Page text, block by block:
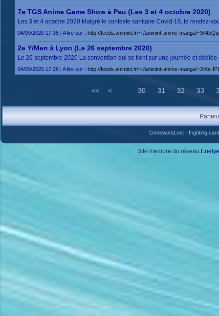
7e TGS Anime Game Show à Pau (Les 3 et 4 octobre 2020)
Les 3 et 4 octobre 2020 Malgré le contexte sanitaire Covid-19, le rendez-
04/09/2020 17:35 | A lire sur : http://feeds.animint.fr/~r/animint-anime-manga/~3/
2e Y/Men à Lyon (Le 26 septembre 2020)
Le 26 septembre 2020 La convention qui se tient sur une journée et
04/09/2020 17:26 | A lire sur : http://feeds.animint.fr/~r/animint-anime-manga/~3/Xe-
<< < 30 31 32 33
Geneworld.net- Fighting
Site membre du réseau Enelye